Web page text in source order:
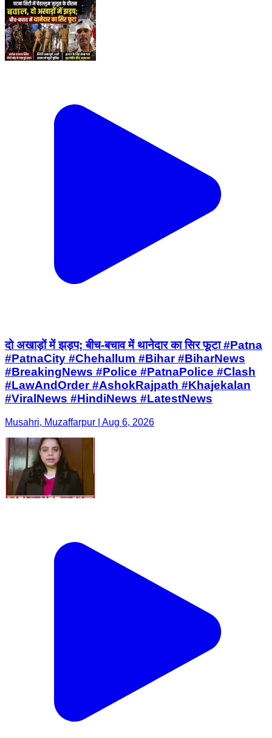
दो अखाड़ों में झड़प; बीच-बचाव में थानेदार का सिर फूटा #Patna
#PatnaCity #Chehallum #Bihar #BiharNews
#BreakingNews #Police #PatnaPolice #Clash
#LawAndOrder #AshokRajpath #Khajekalan
#ViralNews #HindiNews #LatestNews
Musahri, Muzaffarpur | Aug 6, 2026